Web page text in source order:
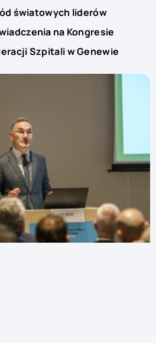
światowych liderów
na Kongresie
Szpitali w Genewie